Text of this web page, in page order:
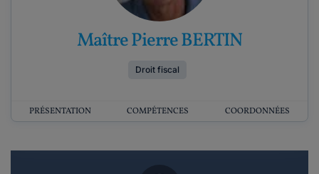
Maître Pierre BERTIN
Droit fiscal
PRÉSENTATION COMPÉTENCES COORDONNÉES